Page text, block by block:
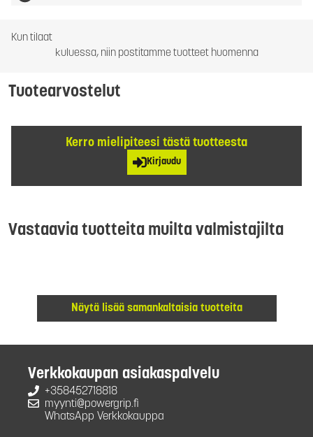
Kun tilaat
kuluessa, niin postitamme tuotteet huomenna
Tuotearvostelut
Kerro mielipiteesi tästä tuotteesta
Kirjaudu
Vastaavia tuotteita muilta valmistajilta
Näytä lisää samankaltaisia tuotteita
Verkkokaupan asiakaspalvelu
+358452718818
myynti@powergrip.fi
WhatsApp Verkkokauppa